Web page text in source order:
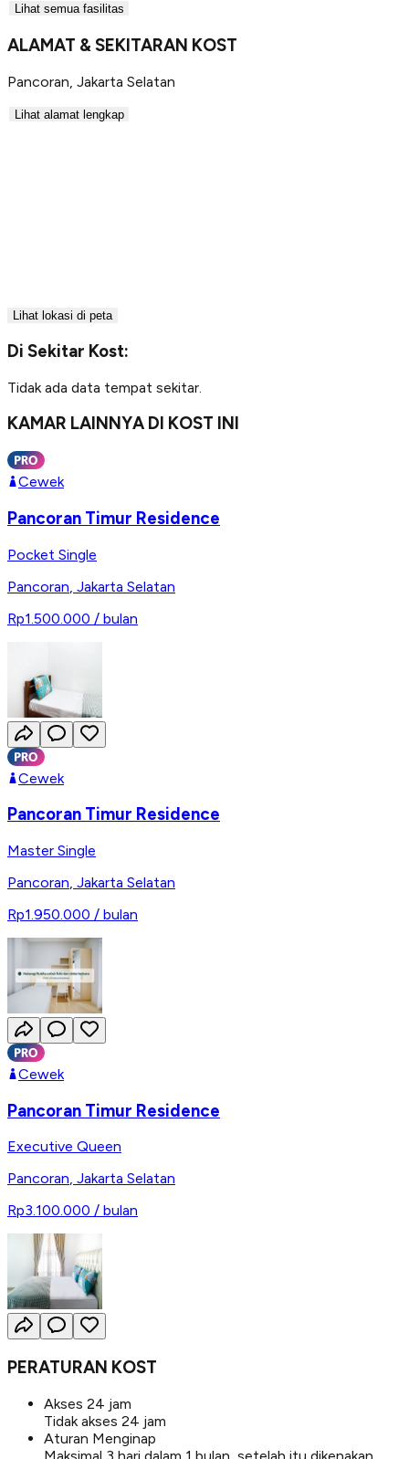
Lihat semua fasilitas
ALAMAT & SEKITARAN KOST
Pancoran Jakarta Selatan
Lihat alamat lengkap
Lihat lokasi di peta
Di Sekitar Kost:
Tidak ada data tempat sekitar.
KAMAR LAINNYA DI KOST INI
Cewek
Pancoran Timur Residence
Pocket Single
Pancoran Jakarta Selatan
Rp1.500.000 / bulan
Cewek
Pancoran Timur Residence
Master Single
Pancoran, Jakarta Selatan
Rp1.950.000 / bulan
Cewek
Pancoran Timur Residence
Executive Queen
Pancoran, Jakarta Selatan
Rp3.100.000 / bulan
PERATURAN KOST
Akses 24 jam
Tidak akses 24 jam
Aturan Menginap